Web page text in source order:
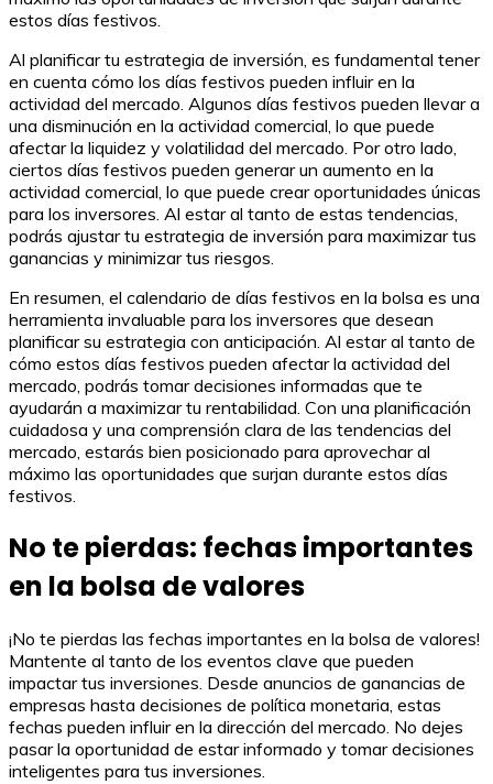
estos días festivos.
Al planificar tu estrategia de inversión, es fundamental tener
en cuenta cómo los días festivos pueden influir en la
actividad del mercado. Algunos días festivos pueden llevar a
una disminución en la actividad comercial, lo que puede
afectar la liquidez y volatilidad del mercado. Por otro lado,
ciertos días festivos pueden generar un aumento en la
actividad comercial, lo que puede crear oportunidades únicas
para los inversores. Al estar al tanto de estas tendencias,
podrás ajustar tu estrategia de inversión para maximizar tus
ganancias y minimizar tus riesgos.
En resumen, el calendario de días festivos en la bolsa es una
herramienta invaluable para los inversores que desean
planificar su estrategia con anticipación. Al estar al tanto de
cómo estos días festivos pueden afectar la actividad del
mercado, podrás tomar decisiones informadas que te
ayudarán a maximizar tu rentabilidad. Con una planificación
cuidadosa y una comprensión clara de las tendencias del
mercado, estarás bien posicionado para aprovechar al
máximo las oportunidades que surjan durante estos días
festivos.
No te pierdas: fechas importantes
en la bolsa de valores
¡No te pierdas las fechas importantes en la bolsa de valores!
Mantente al tanto de los eventos clave que pueden
impactar tus inversiones. Desde anuncios de ganancias de
empresas hasta decisiones de política monetaria, estas
fechas pueden influir en la dirección del mercado. No dejes
pasar la oportunidad de estar informado y tomar decisiones
inteligentes para tus inversiones.